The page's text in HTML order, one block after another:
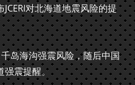
对北海道地震风险的提
岛海沟强震风险，随后中国
强震提醒。